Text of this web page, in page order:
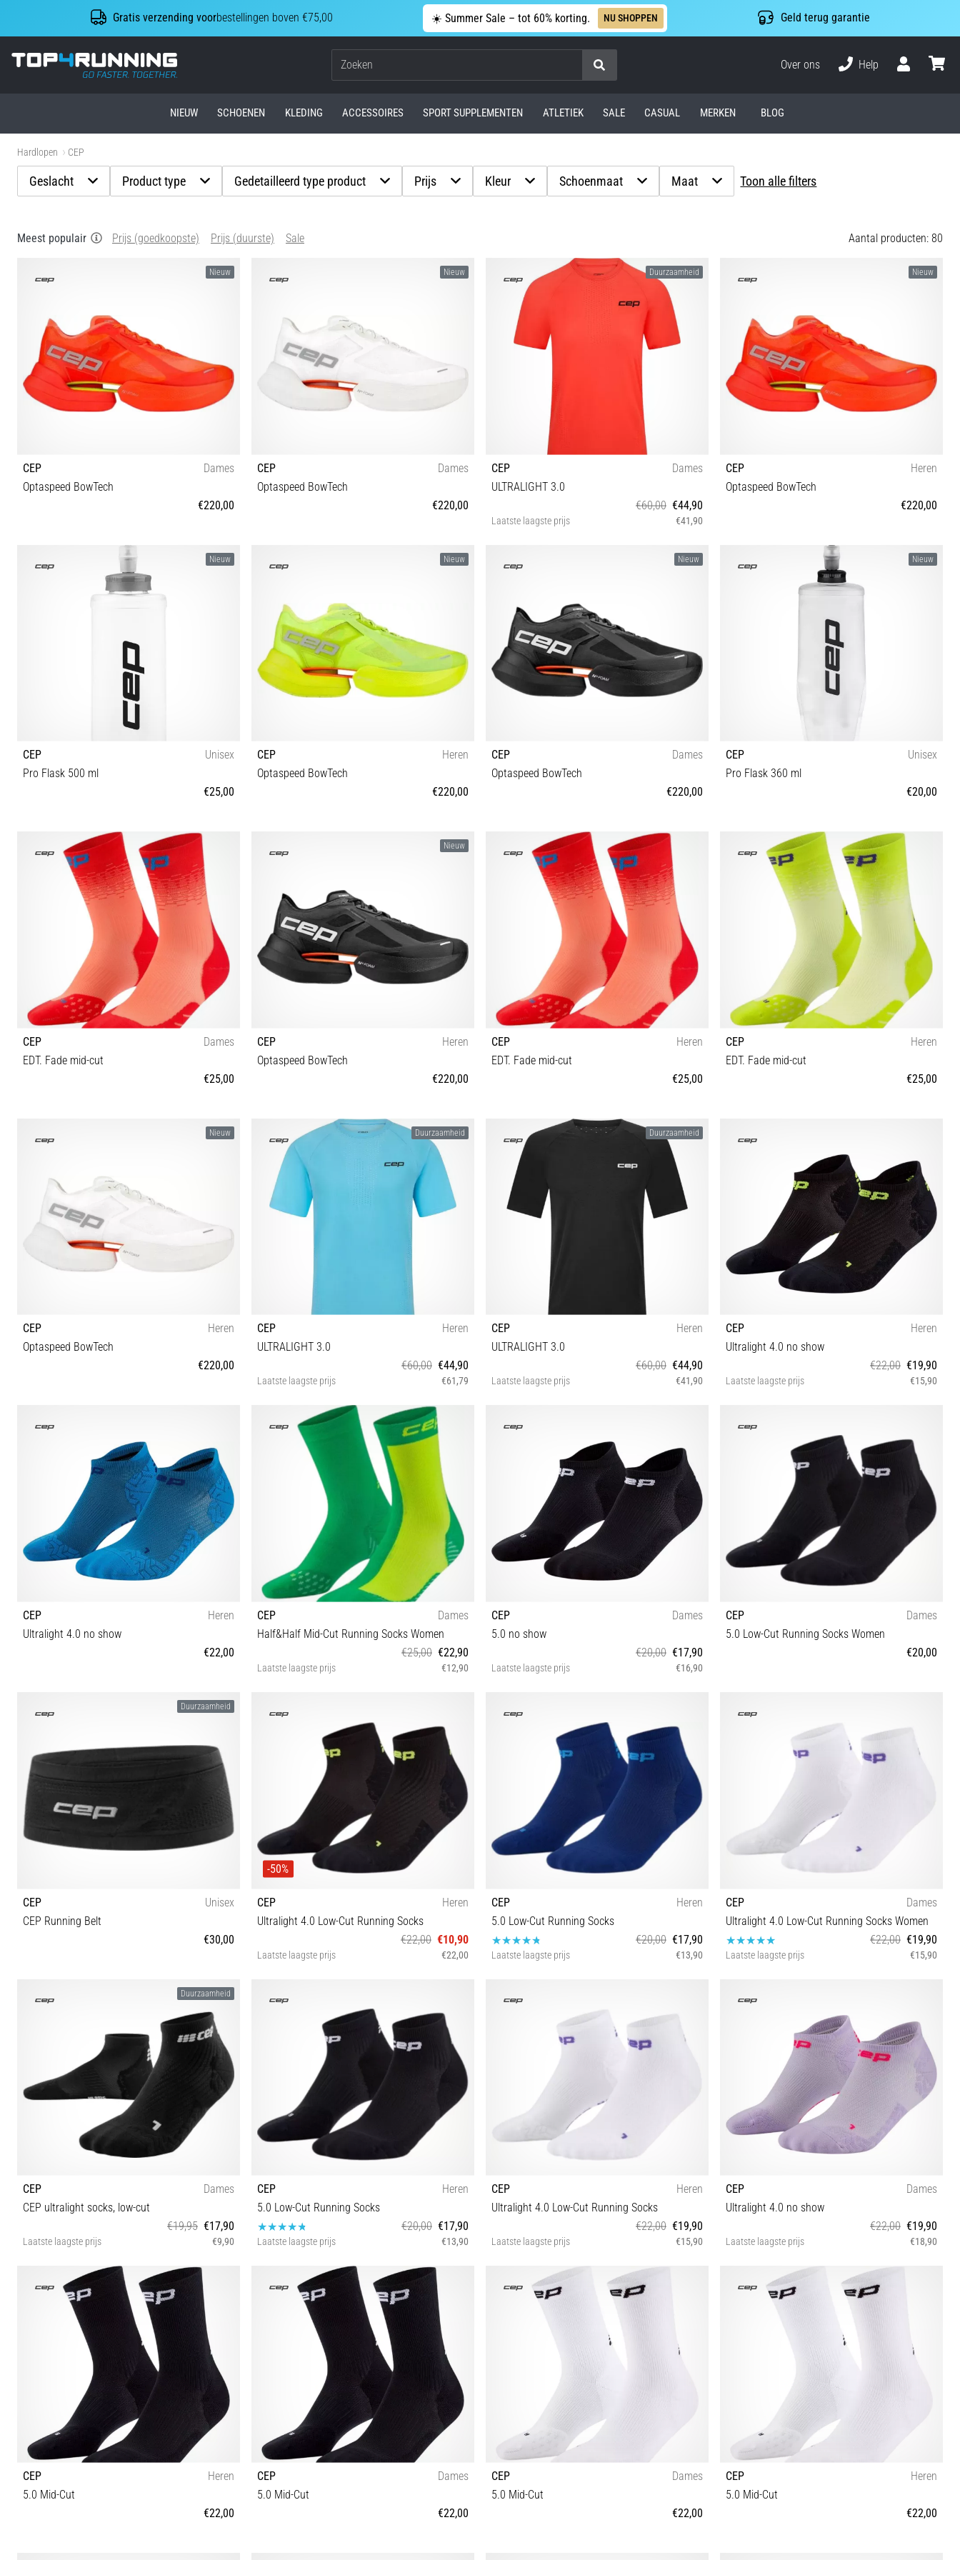
Gratis verzending voorbestellingen boven €75,00 ☀️ Summer Sale – tot 60% korting. NU SHOPPEN Geld terug garantie
Top4Running.nl
Zoeken
Over ons
Help
NIEUW SCHOENEN KLEDING ACCESSOIRES SPORT SUPPLEMENTEN ATLETIEK SALE CASUAL MERKEN BLOG
Hardlopen CEP
Geslacht Product type Gedetailleerd type product Prijs Kleur Schoenmaat Maat Toon alle filters
Meest populair Prijs (goedkoopste) Prijs (duurste) Sale Aantal producten: 80
Nieuw
CEP
Dames
Optaspeed BowTech
€220,00
38 38½ 39 40 40½ 41 42
Nieuw
CEP
Dames
Optaspeed BowTech
€220,00
Duurzaamheid
CEP
Dames
ULTRALIGHT 3.0
€60,00 €44,90
Laatste laagste prijs €41,90
Nieuw
CEP
Heren
Optaspeed BowTech
€220,00
41 42 42½ 43 44 44½ 45 46 46½
Nieuw
CEP
Unisex
Pro Flask 500 ml
€25,00
500ML
Nieuw
CEP
Heren
Optaspeed BowTech
€220,00
Nieuw
CEP
Dames
Optaspeed BowTech
€220,00
38 38½ 39 40 40½ 41
Nieuw
CEP
Unisex
Pro Flask 360 ml
€20,00
350ML
CEP
Dames
EDT. Fade mid-cut
€25,00
Nieuw
CEP
Heren
Optaspeed BowTech
€220,00
41 42 42½ 43 44 44½ 45 46 46½
CEP
Heren
EDT. Fade mid-cut
€25,00
II III
CEP
Heren
EDT. Fade mid-cut
€25,00
Nieuw
CEP
Heren
Optaspeed BowTech
€220,00
Duurzaamheid
CEP
Heren
ULTRALIGHT 3.0
€60,00 €44,90
Laatste laagste prijs €61,79
M L
Duurzaamheid
CEP
Heren
ULTRALIGHT 3.0
€60,00 €44,90
Laatste laagste prijs €41,90
CEP
Heren
Ultralight 4.0 no show
€22,00 €19,90
Laatste laagste prijs €15,90
CEP
Heren
Ultralight 4.0 no show
€22,00
CEP
Dames
Half&Half Mid-Cut Running Socks Women
€25,00 €22,90
Laatste laagste prijs €12,90
CEP
Dames
5.0 no show
€20,00 €17,90
Laatste laagste prijs €16,90
CEP
Dames
5.0 Low-Cut Running Socks Women
€20,00
Duurzaamheid
CEP
Unisex
CEP Running Belt
€30,00
-50%
CEP
Heren
Ultralight 4.0 Low-Cut Running Socks
€22,00 €10,90
Laatste laagste prijs €22,00
CEP
Heren
5.0 Low-Cut Running Socks
€20,00 €17,90
Laatste laagste prijs €13,90
CEP
Dames
Ultralight 4.0 Low-Cut Running Socks Women
€22,00 €19,90
Laatste laagste prijs €15,90
Duurzaamheid
CEP
Dames
CEP ultralight socks, low-cut
€19,95 €17,90
Laatste laagste prijs €9,90
II IV
CEP
Heren
5.0 Low-Cut Running Socks
€20,00 €17,90
Laatste laagste prijs €13,90
CEP
Heren
Ultralight 4.0 Low-Cut Running Socks
€22,00 €19,90
Laatste laagste prijs €15,90
CEP
Dames
Ultralight 4.0 no show
€22,00 €19,90
Laatste laagste prijs €18,90
CEP
Heren
5.0 Mid-Cut
€22,00
CEP
Dames
5.0 Mid-Cut
€22,00
CEP
Dames
5.0 Mid-Cut
€22,00
CEP
Heren
5.0 Mid-Cut
€22,00